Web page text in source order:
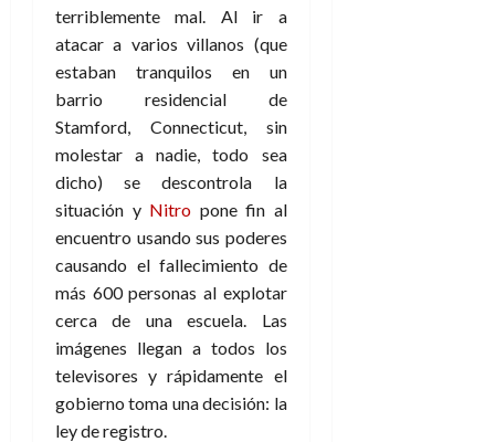
terriblemente mal. Al ir a
atacar a varios villanos (que
estaban tranquilos en un
barrio residencial de
Stamford, Connecticut, sin
molestar a nadie, todo sea
dicho) se descontrola la
situación y Nitro pone fin al
encuentro usando sus poderes
causando el fallecimiento de
más 600 personas al explotar
cerca de una escuela. Las
imágenes llegan a todos los
televisores y rápidamente el
gobierno toma una decisión: la
ley de registro.